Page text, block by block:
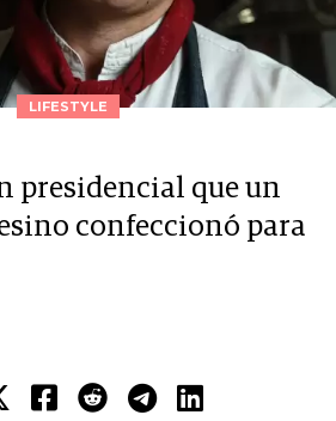
LIFESTYLE
presidencial que un
confeccionó para